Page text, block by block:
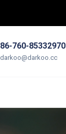
86-760-85332970
darkoo@darkoo.cc